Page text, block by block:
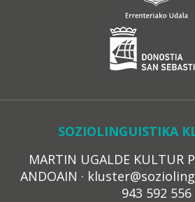
SOZIOLINGUISTIKA
MARTIN UGALDE KULTUR
ANDOAIN ·
943 592 556